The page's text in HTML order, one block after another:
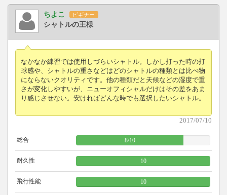
ちよこ ビギナー
シャトルの王様
なかなか練習では使用しづらいシャトル。しかし打った時の打
球感や、シャトルの重さなどはどのシャトルの種類とは比べ物
にならないクオリティです。他の種類だと天候などの湿度で重
さが変化しやすいが、ニューオフィシャルだけはその差をあま
り感じさせない。安ければどんな時でも選択したいシャトル。
2017/07/10
総合 8/10
耐久性 10
飛行性能 10